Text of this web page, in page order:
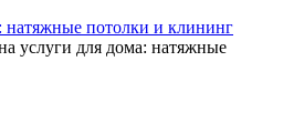
натяжные потолки и клининг